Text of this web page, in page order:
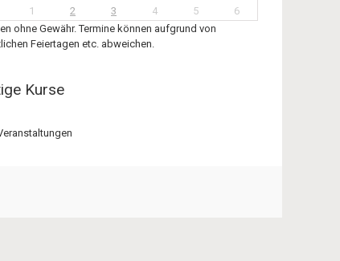
1 2 3 4 5
6
ohne Gewähr. Termine können aufgrund von
Feiertagen etc. abweichen.
Kurse